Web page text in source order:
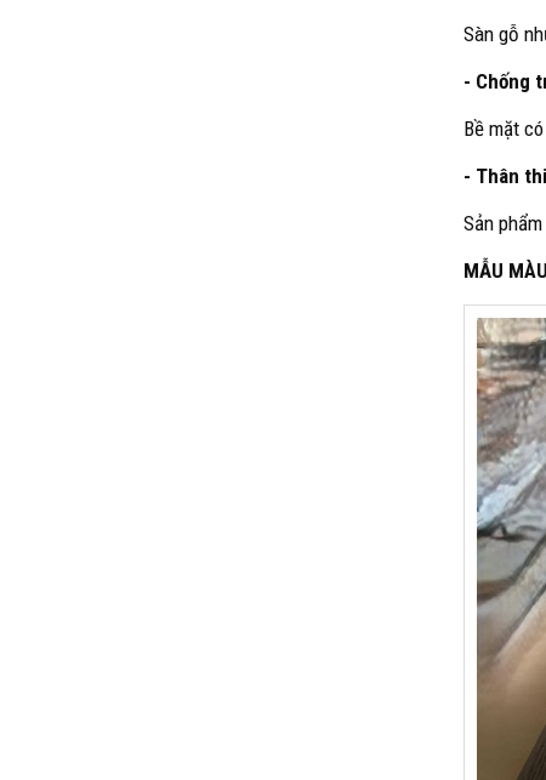
Sàn gỗ
- Chống
Bề mặt
- Thân
Sản
MẪU